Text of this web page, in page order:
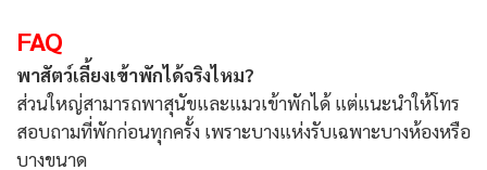
FAQ
พาสัตว์เลี้ยงเข้าพักได้จริงไหม?
ส่วนใหญ่สามารถพาสุนัขและแมวเข้าพักได้ แต่แนะนำให้โทร
สอบถามที่พักก่อนทุกครั้ง เพราะบางแห่งรับเฉพาะบางห้องหรือ
บางขนาด